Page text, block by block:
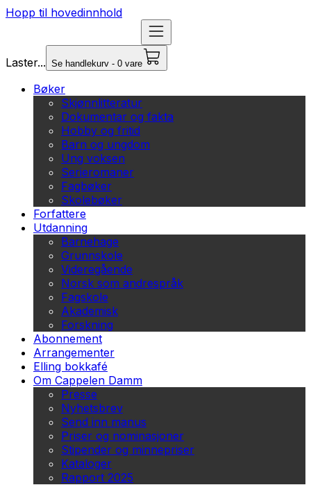
Hopp til hovedinnhold
Laster... Se handlekurv - 0 vare
Bøker
Skjønnlitteratur
Dokumentar og fakta
Hobby og fritid
Barn og ungdom
Ung voksen
Serieromaner
Fagbøker
Skolebøker
Forfattere
Utdanning
Barnehage
Grunnskole
Videregående
Norsk som andrespråk
Fagskole
Akademisk
Forskning
Abonnement
Arrangementer
Elling bokkafé
Om Cappelen Damm
Presse
Nyhetsbrev
Send inn manus
Priser og nominasjoner
Stipender og minnepriser
Kataloger
Rapport 2025